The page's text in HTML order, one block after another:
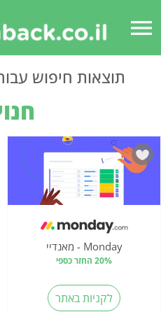
menu
תוצאות חיפוש
Monday - מאנדיי
20% החזר כספי
לקניות באתר